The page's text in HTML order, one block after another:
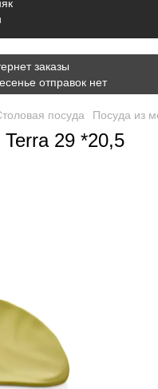
K7JWBM2W');
заказы
отправок нет
посуда Посуда из
29 *20,5